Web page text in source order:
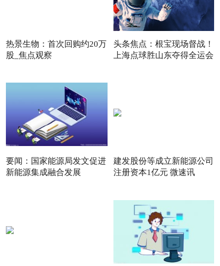
热景生物：首次回购约20万
股_焦点观察
头条焦点：根宝现场督战！
上海点球胜山东夺得全运会
要闻：国家能源局发文促进
新能源集成融合发展
建发股份等成立新能源公司
注册资本1亿元 微速讯